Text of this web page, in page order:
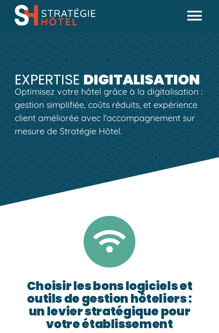
Passer
contenu
Partenaires
Missions SH
EXPERTISE DIGITALISATION
Optimisez votre hôtel grâce à la digitalisation :
gestion simplifiée, coûts réduits, et expérience
client améliorée avec l’accompagnement sur
mesure de Stratégie Hôtel.
Choisir les bons logiciels et
outils de gestion hôteliers :
un levier stratégique pour
votre établissement